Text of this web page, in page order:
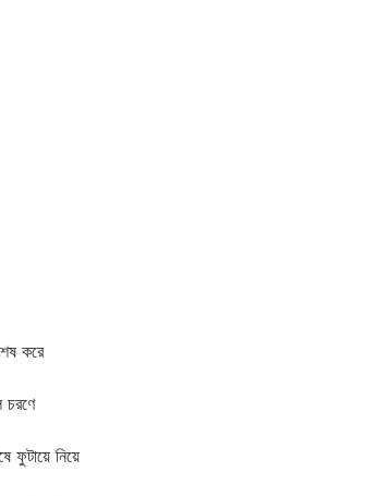
করে
চরণে
ফুটায়ে নিয়ে